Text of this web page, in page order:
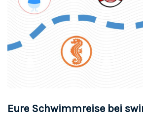
Eure Schwimmreise bei